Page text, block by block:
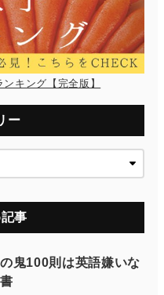
キング【完全版】
ー
事
鬼100則は英語嫌いな